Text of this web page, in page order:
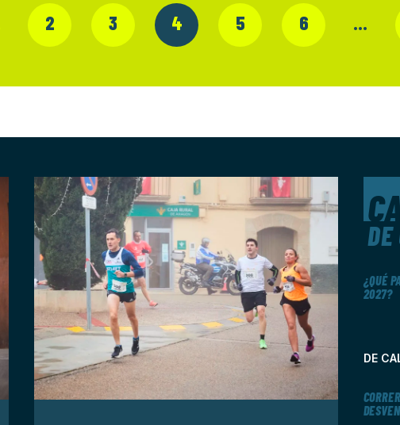
2 3 4 5 6 …
DE
¿QUÉ
2027?